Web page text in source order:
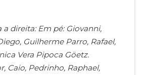
a direita: Em pé: Giovanni,
Guilherme Parro, Rafael,
Vera Pipoca Göetz.
Caio, Pedrinho, Raphael,